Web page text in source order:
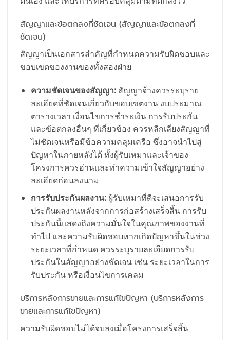
สัญญาและข้อตกลงที่ชัดเจน (สัญญาและข้อตกลงที่
ชัดเจน)
สัญญาเป็นเอกสารสำคัญที่กำหนดความรับผิดชอบและ
ขอบเขตของงานของทั้งสองฝ่าย
ความชัดเจนของสัญญา:สัญญาจ้างควรระบุราย
ละเอียดที่ชัดเจนเกี่ยวกับขอบเขตงาน งบประมาณ
ตารางเวลา เงื่อนไขการชำระเงิน การรับประกัน
และข้อตกลงอื่นๆ ที่เกี่ยวข้อง ควรหลีกเลี่ยงสัญญาที่
ไม่ชัดเจนหรือมีข้อความคลุมเครือ ซึ่งอาจนำไปสู่
ปัญหาในภายหลังได้ ทั้งผู้รับเหมาและเจ้าของ
โครงการควรอ่านและทำความเข้าใจสัญญาอย่าง
ละเอียดก่อนลงนาม
การรับประกันผลงาน:ผู้รับเหมาที่ดีจะเสนอการรับ
ประกันผลงานหลังจากการก่อสร้างเสร็จสิ้น การรับ
ประกันนี้แสดงถึงความมั่นใจในคุณภาพของงานที่
ทำไป และความรับผิดชอบหากเกิดปัญหาขึ้นในช่วง
ระยะเวลาที่กำหนด ควรระบุรายละเอียดการรับ
ประกันในสัญญาอย่างชัดเจน เช่น ระยะเวลาในการ
รับประกัน หรือเงื่อนไขการเคลม
บริการหลังการขายและการแก้ไขปัญหา (บริการหลังการ
ขายและการแก้ไขปัญหา)
ความรับผิดชอบไม่ได้จบลงเมื่อโครงการเสร็จสิ้น